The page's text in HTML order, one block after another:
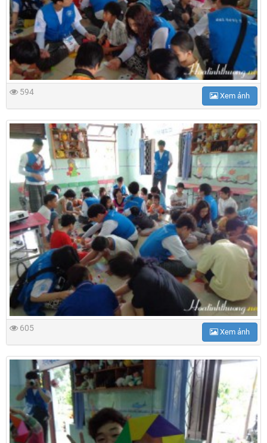
594 Xem ảnh
605 Xem ảnh